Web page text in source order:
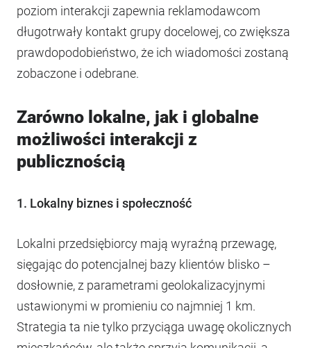
poziom interakcji zapewnia reklamodawcom
długotrwały kontakt grupy docelowej, co zwiększa
prawdopodobieństwo, że ich wiadomości zostaną
zobaczone i odebrane.
Zarówno lokalne, jak i globalne
możliwości interakcji z
publicznością
1. Lokalny biznes i społeczność
Lokalni przedsiębiorcy mają wyraźną przewagę,
sięgając do potencjalnej bazy klientów blisko –
dosłownie, z parametrami geolokalizacyjnymi
ustawionymi w promieniu co najmniej 1 km.
Strategia ta nie tylko przyciąga uwagę okolicznych